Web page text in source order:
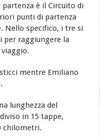
è il Circuito di
punti di partenza
Nello specifico, i tre si
per raggiungere la
mentre Emiliano
lunghezza del
in 15 tappe,
chilometri.